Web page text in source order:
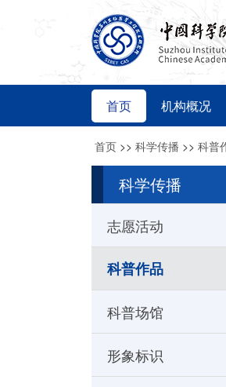
首页 机构概况
首页 >> 科学传播 >> 科普
科学传播
志愿活动
科普作品
科普场馆
形象标识